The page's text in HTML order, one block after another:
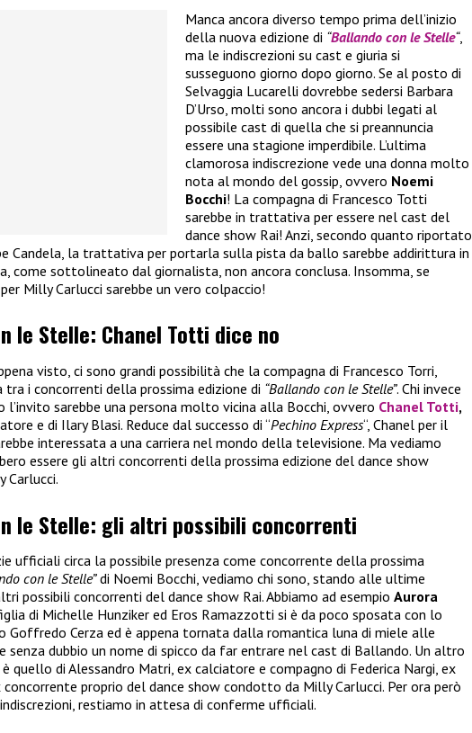
Manca ancora diverso tempo prima dell’inizio
della nuova edizione di “Ballando con le Stelle“,
ma le indiscrezioni su cast e giuria si
susseguono giorno dopo giorno. Se al posto di
Selvaggia Lucarelli dovrebbe sedersi Barbara
D’Urso, molti sono ancora i dubbi legati al
possibile cast di quella che si preannuncia
essere una stagione imperdibile. L’ultima
clamorosa indiscrezione vede una donna molto
nota al mondo del gossip, ovvero Noemi
Bocchi! La compagna di Francesco Totti
sarebbe in trattativa per essere nel cast del
dance show Rai! Anzi, secondo quanto riportato
Candela, la trattativa per portarla sulla pista da ballo sarebbe addirittura in
come sottolineato dal giornalista, non ancora conclusa. Insomma, se
Milly Carlucci sarebbe un vero colpaccio!
le Stelle: Chanel Totti dice no
visto, ci sono grandi possibilità che la compagna di Francesco Torri,
tra i concorrenti della prossima edizione di “Ballando con le Stelle”. Chi invece
l’invito sarebbe una persona molto vicina alla Bocchi, ovvero Chanel Totti,
e di Ilary Blasi. Reduce dal successo di “Pechino Express“, Chanel per il
interessata a una carriera nel mondo della televisione. Ma vediamo
essere gli altri concorrenti della prossima edizione del dance show
Carlucci.
le Stelle: gli altri possibili concorrenti
ufficiali circa la possibile presenza come concorrente della prossima
con le Stelle”di Noemi Bocchi, vediamo chi sono, stando alle ultime
possibili concorrenti del dance show Rai. Abbiamo ad esempio Aurora
di Michelle Hunziker ed Eros Ramazzotti si è da poco sposata con lo
Goffredo Cerza ed è appena tornata dalla romantica luna di miele alle
senza dubbio un nome di spicco da far entrare nel cast di Ballando. Un altro
quello di Alessandro Matri, ex calciatore e compagno di Federica Nargi, ex
concorrente proprio del dance show condotto da Milly Carlucci. Per ora però
restiamo in attesa di conferme ufficiali.